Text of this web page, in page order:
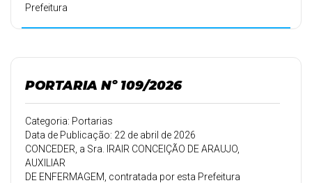
Prefeitura
28/07/2022 a 27/07/2023 e 20 (vinte) dias.
PORTARIA Nº 109/2026
Categoria: Portarias
Data de Publicação: 22 de abril de 2026
CONCEDER, a Sra. IRAIR CONCEIÇÃO DE ARAUJO,
AUXILIAR
DE ENFERMAGEM, contratada por esta Prefeitura